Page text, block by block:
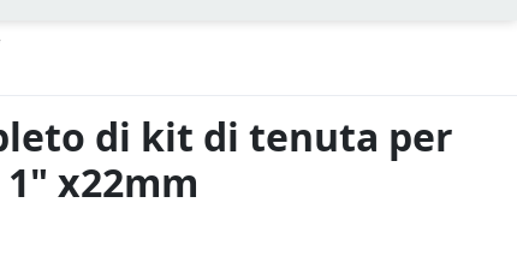
di kit di tenuta per
x22mm